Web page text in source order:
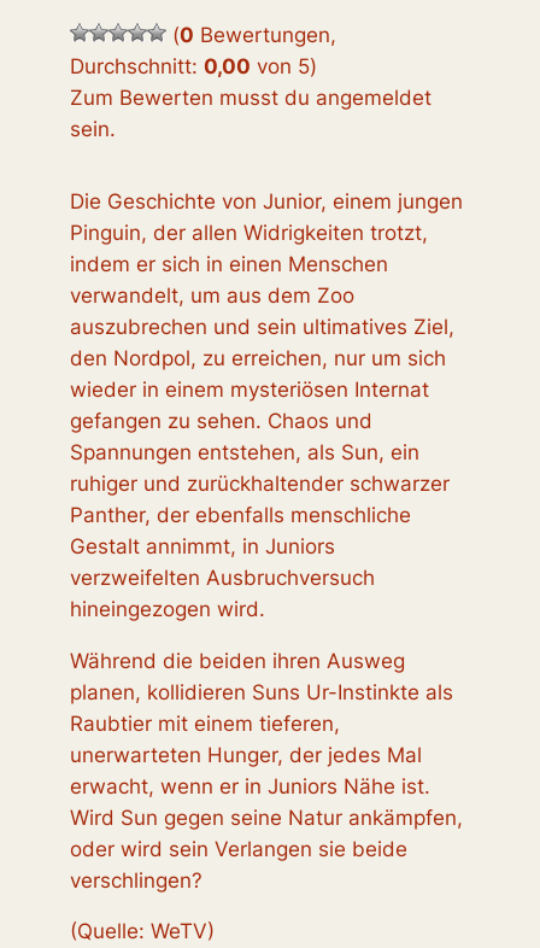
(0 Bewertungen,
Durchschnitt:0,00 von 5)
Zum Bewerten musst du angemeldet
sein.
Die Geschichte von Junior, einem jungen
Pinguin, der allen Widrigkeiten trotzt,
indem er sich in einen Menschen
verwandelt, um aus dem Zoo
auszubrechen und sein ultimatives Ziel,
den Nordpol, zu erreichen, nur um sich
wieder in einem mysteriösen Internat
gefangen zu sehen. Chaos und
Spannungen entstehen, als Sun, ein
ruhiger und zurückhaltender schwarzer
Panther, der ebenfalls menschliche
Gestalt annimmt, in Juniors
verzweifelten Ausbruchversuch
hineingezogen wird.
Während die beiden ihren Ausweg
planen, kollidieren Suns Ur-Instinkte als
Raubtier mit einem tieferen,
unerwarteten Hunger, der jedes Mal
erwacht, wenn er in Juniors Nähe ist.
Wird Sun gegen seine Natur ankämpfen,
oder wird sein Verlangen sie beide
verschlingen?
(Quelle: WeTV)